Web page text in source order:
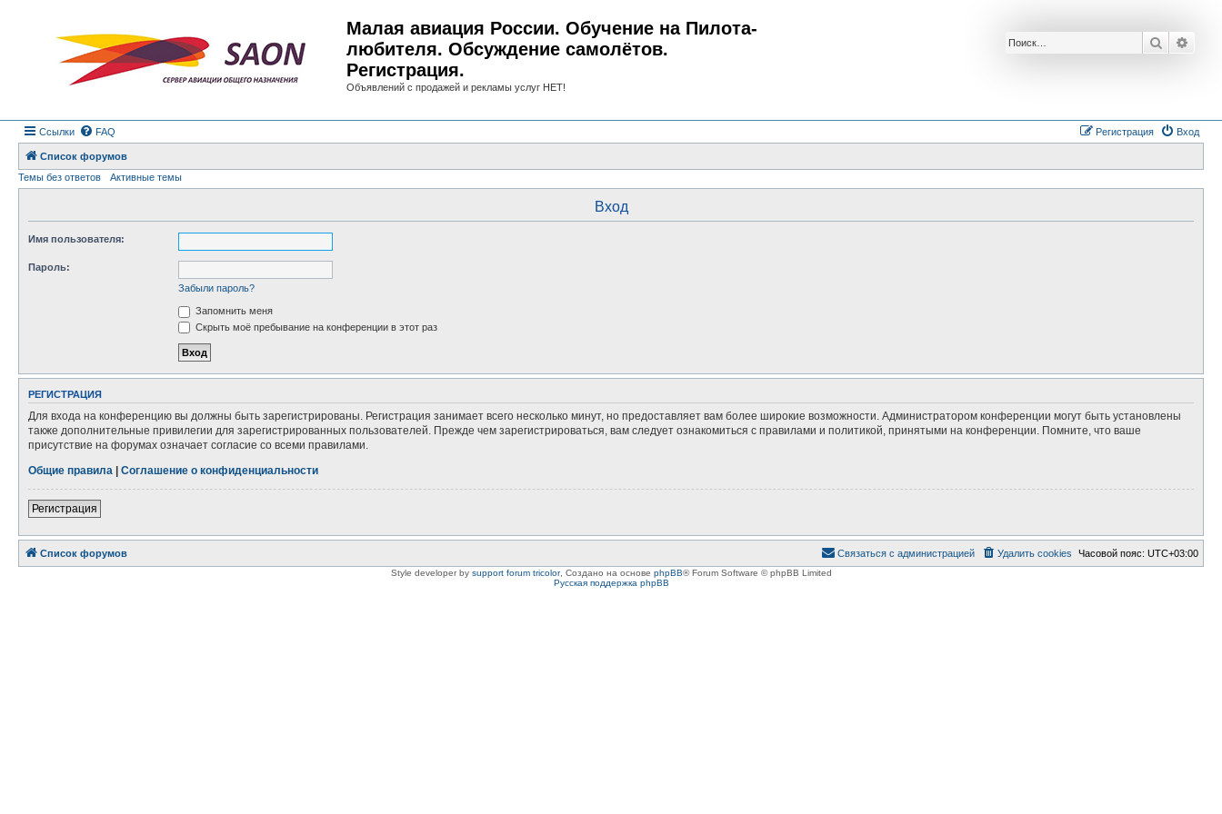
Малая авиация России. Обучение на Пилота-
любителя. Обсуждение самолётов.
Регистрация.
Объявлений с продажей и рекламы услуг НЕТ!
Поиск
Ссылки FAQ Вход
Регистрация
Список форумов
Темы без ответов
Активные темы
Вход
Имя пользователя:
Пароль:
Забыли пароль?
Запомнить меня
Скрыть моё пребывание на конференции в этот раз
РЕГИСТРАЦИЯ
Для входа на конференцию вы должны быть зарегистрированы. Регистрация занимает всего несколько минут, но предоставляет вам более широкие возможности. Администратором конференции могут быть установлены
также дополнительные привилегии для зарегистрированных пользователей. Прежде чем зарегистрироваться, вам следует ознакомиться с правилами и политикой, принятыми на конференции. Помните, что ваше
присутствие на форумах означает согласие со всеми правилами.
Общие правила | Соглашение о конфиденциальности
Регистрация
Список форумов Часовой пояс: UTC+03:00
Удалить cookies
Связаться с администрацией
Style developer by support forum tricolor, Создано на основе phpBB® Forum Software © phpBB Limited
Русская поддержка phpBB